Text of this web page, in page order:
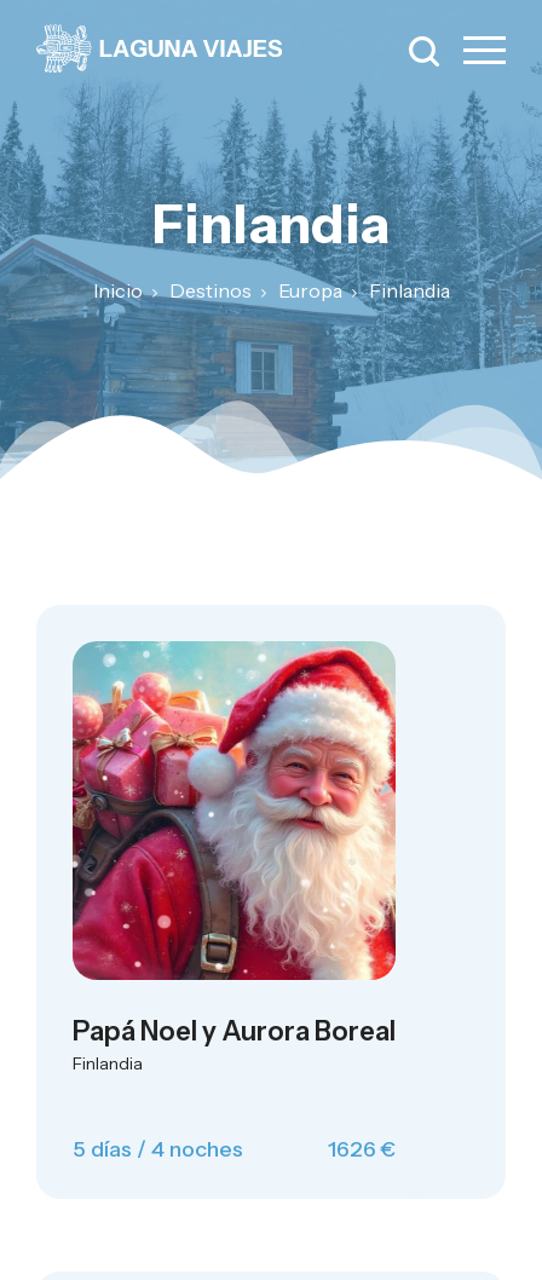
Finlandia
Inicio Destinos Europa Finlandia
Papá Noel y Aurora Boreal
Finlandia
5 días / 4 noches 1626 €